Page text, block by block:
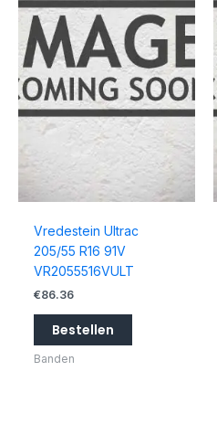
Vredestein Ultrac
205/55 R16 91V
VR2055516VULT
€86.36
Bestellen
Banden